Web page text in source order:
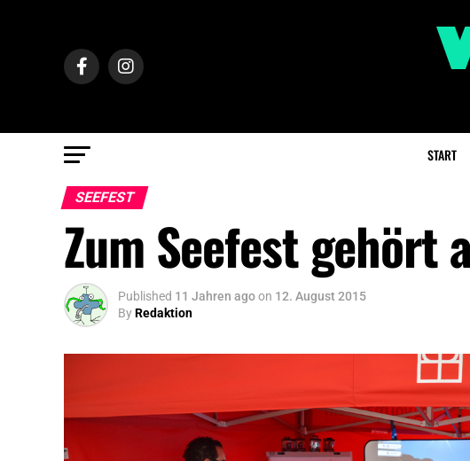
START
SEEFEST
Zum Seefest gehört
Published 11 Jahren agoon 12. August 2015
ByRedaktion